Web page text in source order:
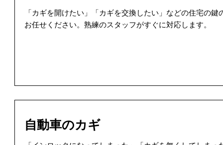
「カギを開けたい」「カギを交換したい」などの住宅の鍵
お任せください。熟練のスタッフがすぐに対応します。
自動車のカギ